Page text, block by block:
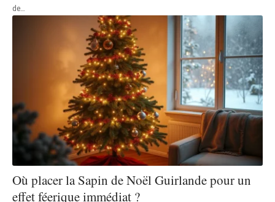
de
Où placer la Sapin de Noël Guirlande pour un
effet féerique immédiat ?